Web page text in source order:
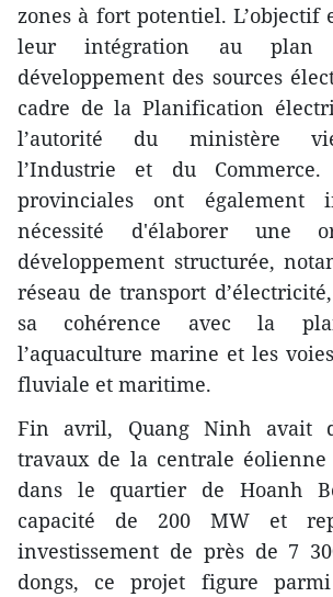
zones à fort potentiel. L’objectif
leur intégration au plan
développement des sources
cadre de la Planification
l’autorité du ministère
l’Industrie et du
provinciales ont également
nécessité d'élaborer une
développement structurée,
réseau de transport
sa cohérence avec la
l’aquaculture marine et les
fluviale et maritime.
Fin avril, Quang Ninh avait
travaux de la centrale éolienne
dans le quartier de Hoanh
capacité de 200 MW et
investissement de près de 7
dongs, ce projet figure